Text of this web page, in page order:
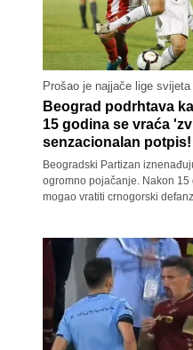
Prošao je najjače lige svijeta
Beograd podrhtava
15 godina se vraća
senzacionalan potpis!
Beogradski Partizan
ogromno pojačanje. Nakon 15
mogao vratiti crnogorski